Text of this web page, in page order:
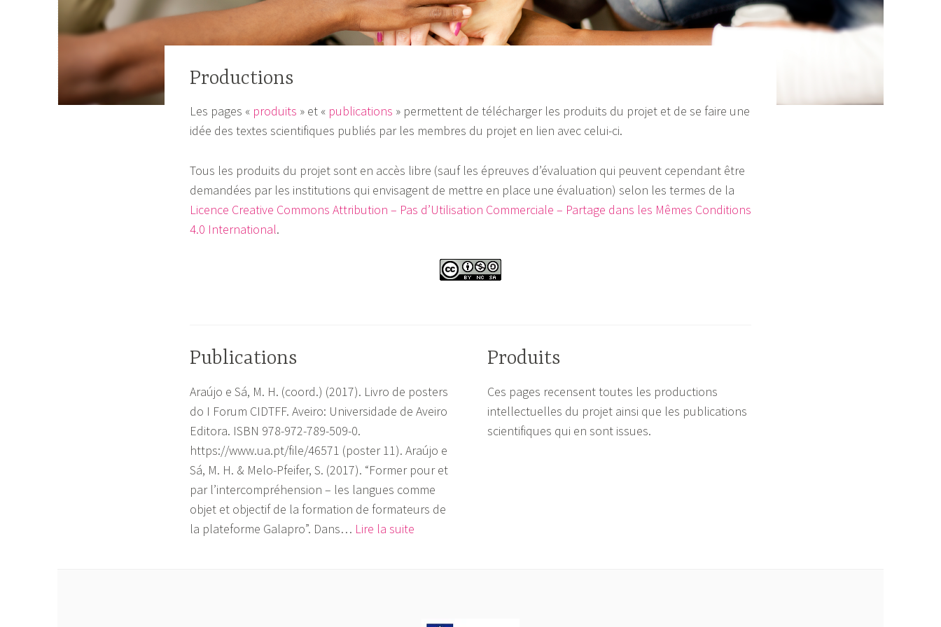
Productions
Les pages « produits » et « publications » permettent de télécharger les produits du projet et de se faire une
idée des textes scientifiques publiés par les membres du projet en lien avec celui-ci.
Tous les produits du projet sont en accès libre (sauf les épreuves d’évaluation qui peuvent cependant être
demandées par les institutions qui envisagent de mettre en place une évaluation) selon les termes de la
Licence Creative Commons Attribution – Pas d’Utilisation Commerciale – Partage dans les Mêmes Conditions
4.0 International.
Publications
Araújo e Sá, M. H. (coord.) (2017). Livro de posters
do I Forum CIDTFF. Aveiro: Universidade de Aveiro
Editora. ISBN 978-972-789-509-0.
https://www.ua.pt/file/46571 (poster 11). Araújo e
Sá, M. H. & Melo-Pfeifer, S. (2017). “Former pour et
par l’intercompréhension – les langues comme
objet et objectif de la formation de formateurs de
la plateforme Galapro”. Dans… Lire la suite
Produits
Ces pages recensent toutes les productions
intellectuelles du projet ainsi que les publications
scientifiques qui en sont issues.